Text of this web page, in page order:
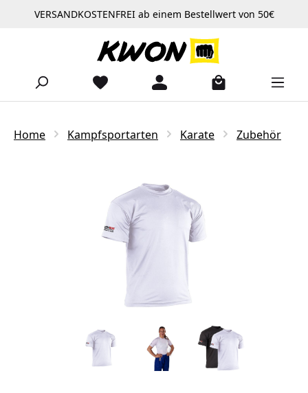
Zum Hauptinhalt springen
VERSANDKOSTENFREI ab einem Bestellwert von 50€
Home Kampfsportarten Karate Zubehör